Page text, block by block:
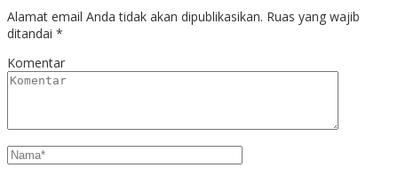
Alamat email Anda tidak akan dipublikasikan. Ruas yang wajib
ditandai *
Komentar